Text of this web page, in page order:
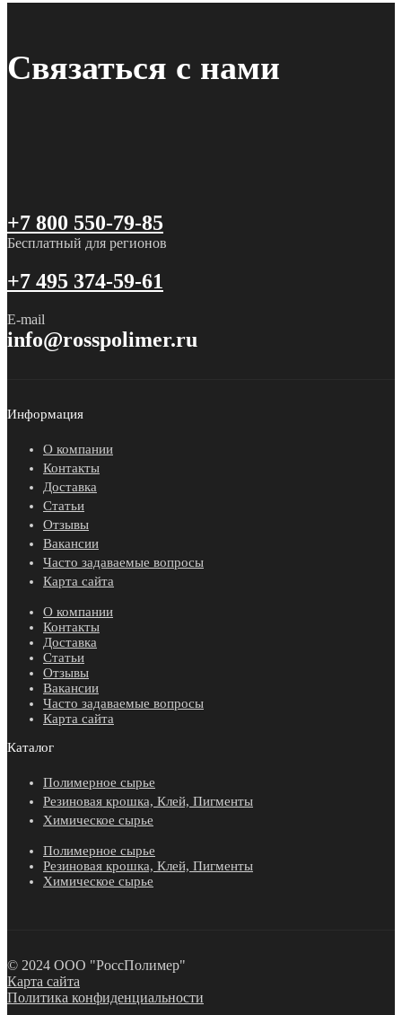
Связаться с нами
+7 800 550-79-85
Бесплатный для регионов
+7 495 374-59-61
E-mail
info@rosspolimer.ru
Информация
О компании
Контакты
Доставка
Статьи
Отзывы
Вакансии
Часто задаваемые вопросы
Карта сайта
О компании
Контакты
Доставка
Статьи
Отзывы
Вакансии
Часто задаваемые вопросы
Карта сайта
Каталог
Полимерное сырье
Резиновая крошка, Клей, Пигменты
Химическое сырье
Полимерное сырье
Резиновая крошка, Клей, Пигменты
Химическое сырье
© 2024 ООО "РоссПолимер"
Карта сайта
Политика конфиденциальности